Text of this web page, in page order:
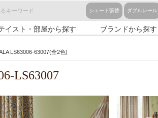
キーワード シェード張替 ダブルレール
イスト・部屋から探す ブランドから探す
LS63006-63007(全2色)
LS63007